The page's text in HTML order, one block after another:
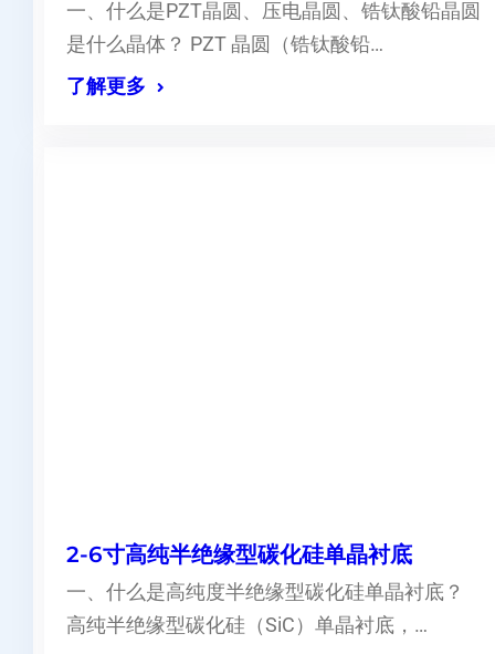
一、什么是PZT晶圆、压电晶圆、锆钛酸铅晶圆
是什么晶体？ PZT 晶圆（锆钛酸铅…
了解更多
2-6寸高纯半绝缘型碳化硅单晶衬底
一、什么是高纯度半绝缘型碳化硅单晶衬底？
高纯半绝缘型碳化硅（SiC）单晶衬底，…